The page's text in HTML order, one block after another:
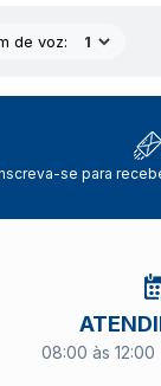
de voz:
se para
08:00 às 12:00